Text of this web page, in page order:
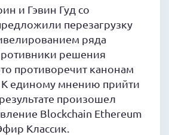
и Гэвин Гуд со
перезагрузку
ряда
решения
противоречит канонам
К единому мнению прийти
произошел
Blockchain Ethereum
Классик.